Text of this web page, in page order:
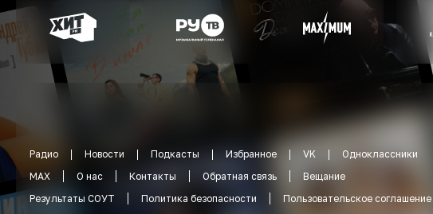
Радио Новости Подкасты Избранное VK
Одноклассники
MAX
О нас Контакты Обратная связь
Вещание
Результаты СОУТ
Политика безопасности
Пользовательское соглашение